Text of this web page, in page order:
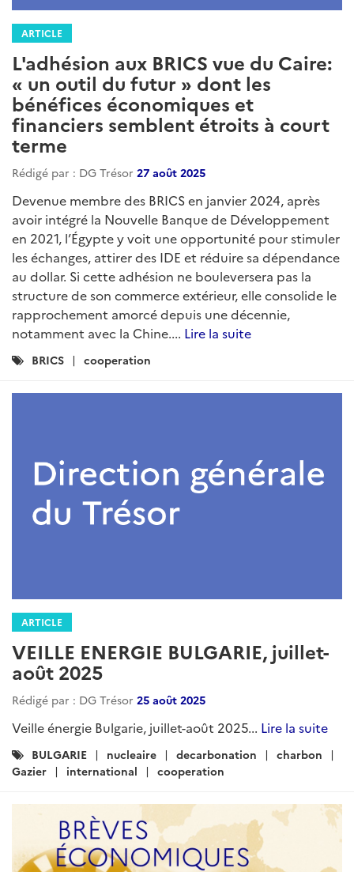
ARTICLE
L'adhésion aux BRICS vue du Caire:
« un outil du futur » dont les
bénéfices économiques et
financiers semblent étroits à court
terme
Rédigé par : DG Trésor 27 août 2025
Devenue membre des BRICS en janvier 2024, après
avoir intégré la Nouvelle Banque de Développement
en 2021, l’Égypte y voit une opportunité pour stimuler
les échanges, attirer des IDE et réduire sa dépendance
au dollar. Si cette adhésion ne bouleversera pas la
structure de son commerce extérieur, elle consolide le
rapprochement amorcé depuis une décennie,
notamment avec la Chine.... Lire la suite
Catégories
BRICS cooperation
ARTICLE
VEILLE ENERGIE BULGARIE, juillet-
août 2025
Rédigé par : DG Trésor 25 août 2025
Veille énergie Bulgarie, juillet-août 2025... Lire la suite
Catégories
:
BULGARIE nucleaire decarbonation
charbon
Gazier
international cooperation